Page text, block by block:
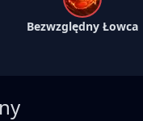
Bezwzględny Łowca